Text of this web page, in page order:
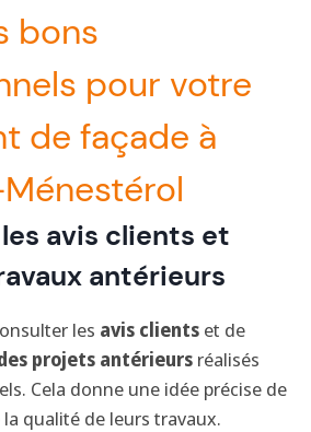
bons
pour votre
de façade à
avis clients et
antérieurs
les avis clients et de
projets antérieurs réalisés
Cela donne une idée précise de
qualité de leurs travaux.